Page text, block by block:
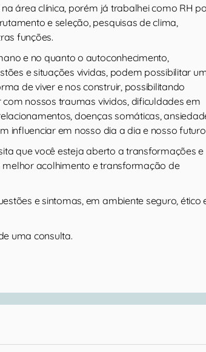
área clínica, porém já trabalhei como RH
e seleção, pesquisas de clima,
funções.
e no quanto o autoconhecimento,
e situações vividas, podem possibilitar
de viver e nos construir, possibilitando
nossos traumas vividos, dificuldades em
doenças somáticas,
influenciar em nosso dia a dia e nosso
que você esteja aberto a transformações e
acolhimento e transformação de
e sintomas, em ambiente seguro, ético
uma consulta.